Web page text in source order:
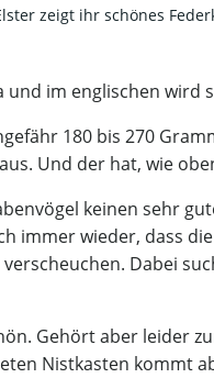
zeigt ihr schönes
im englischen wird
180 bis 270
Und der hat, wie
keinen sehr
immer wieder, dass
Dabei
Gehört aber leider
Nistkasten kommt